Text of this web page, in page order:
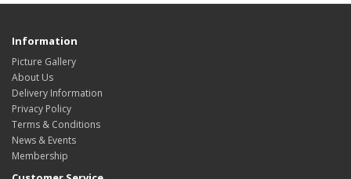
Information
Picture Gallery
About Us
Delivery Information
Privacy Policy
Terms & Conditions
News & Events
Membership